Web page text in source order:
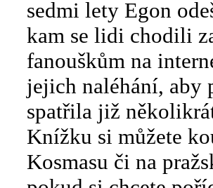
sedmi lety Egon
kam se lidi chodili
fanouškům na
jejich naléhání, aby
spatřila již
Knížku si můžete
Kosmasu či na